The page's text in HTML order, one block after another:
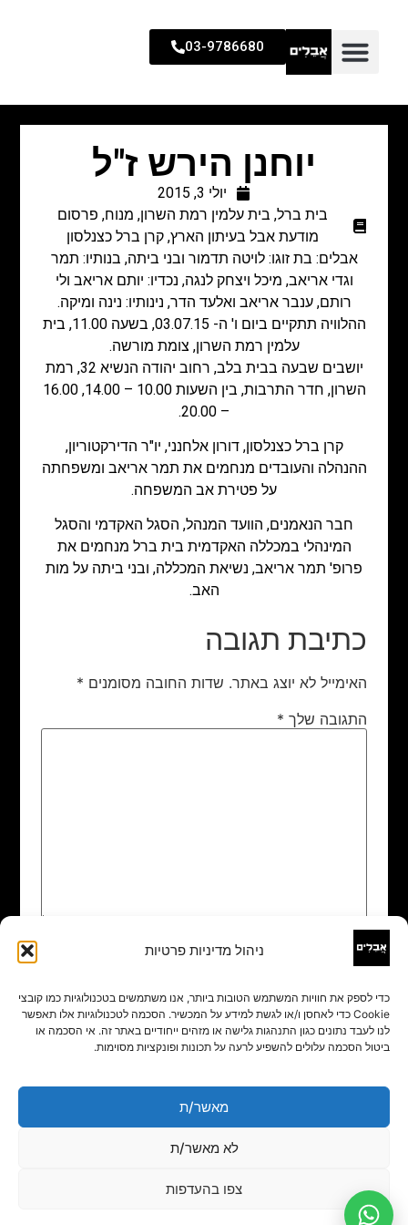
ניהול מדיניות פרטיות
כדי לספק את חוויות המשתמש הטובות ביותר, אנו משתמשים בטכנולוגיות כמו קובצי
Cookie כדי לאחסן ו/או לגשת למידע על המכשיר. הסכמה לטכנולוגיות אלו תאפשר
לנו לעבד נתונים כגון התנהגות גלישה או מזהים ייחודיים באתר זה. אי הסכמה או
ביטול הסכמה עלולים להשפיע לרעה על תכונות ופונקציות מסוימות.
מאשר/ת
לא מאשר/ת
צפו בהעדפות
03-9786680
יוחנן הירש ז"ל
יולי 3, 2015
בית ברל, בית עלמין רמת השרון, מנוח, פרסום
מודעת אבל בעיתון הארץ,קרן ברל כצנלסון
אבלים: בת זוגו: לויטה תדמור ובני ביתה, בנותיו: תמר
וגדי אריאב, מיכל ויצחק לנגה, נכדיו: יותם אריאב ולי
רותם, ענבר אריאב ואלעד הדר, נינותיו: נינה ומיקה.
ההלוויה תתקיים ביום ו' ה- 03.07.15, בשעה 11.00, בית
עלמין רמת השרון, צומת מורשה.
יושבים שבעה בבית בלב, רחוב יהודה הנשיא 32, רמת
השרון, חדר התרבות, בין השעות 10.00 – 14.00, 16.00
– 20.00.
קרן ברל כצנלסון, דורון אלחנני, יו"ר הדירקטוריון,
ההנהלה והעובדים מנחמים את תמר אריאב ומשפחתה
על פטירת אב המשפחה.
חבר הנאמנים, הוועד המנהל, הסגל האקדמי והסגל
המינהלי במכללה האקדמית בית ברל מנחמים את
פרופ' תמר אריאב, נשיאת המכללה, ובני ביתה על מות
האב.
כתיבת תגובה
האימייל לא יוצג באתר. שדות החובה מסומנים *
התגובה שלך *
שם
אימייל*